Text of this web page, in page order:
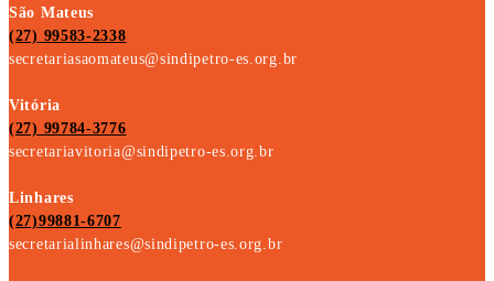
São Mateus
(27) 99583-2338
secretariasaomateus@sindipetro-es.org.br
Vitória
(27) 99784-3776
secretariavitoria@sindipetro-es.org.br
Linhares
(27)99881-6707
secretarialinhares@sindipetro-es.org.br